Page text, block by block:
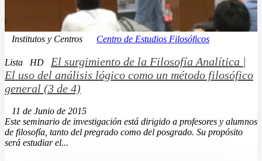
Institutos y Centros Centro de Estudios Filosóficos
Lista HD
El surgimiento de la Filosofía Analítica |
El uso del análisis lógico como un método filosófico
general (3 de 4)
11 de Junio de 2015
Este seminario de investigación está dirigido a profesores y alumnos
de filosofía, tanto del pregrado como del posgrado. Su propósito
será estudiar el...